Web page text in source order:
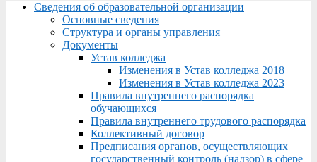
Menu
Сведения об образовательной организации
Основные сведения
Структура и органы управления
Документы
Устав колледжа
Изменения в Устав колледжа 2018
Изменения в Устав колледжа 2023
Правила внутреннего распорядка
обучающихся
Правила внутреннего трудового распорядка
Коллективный договор
Предписания органов, осуществляющих
государственный контроль (надзор) в сфере